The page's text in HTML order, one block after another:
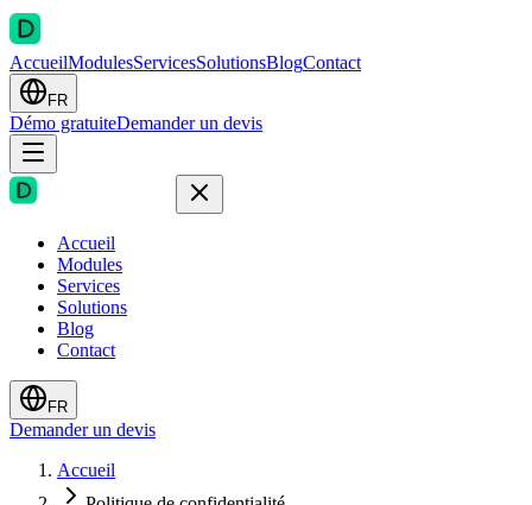
AccueilModulesServicesSolutionsBlogContact
FR
Démo gratuiteDemander un devis
Accueil
Modules
Services
Solutions
Blog
Contact
FR
Demander un devis
Accueil